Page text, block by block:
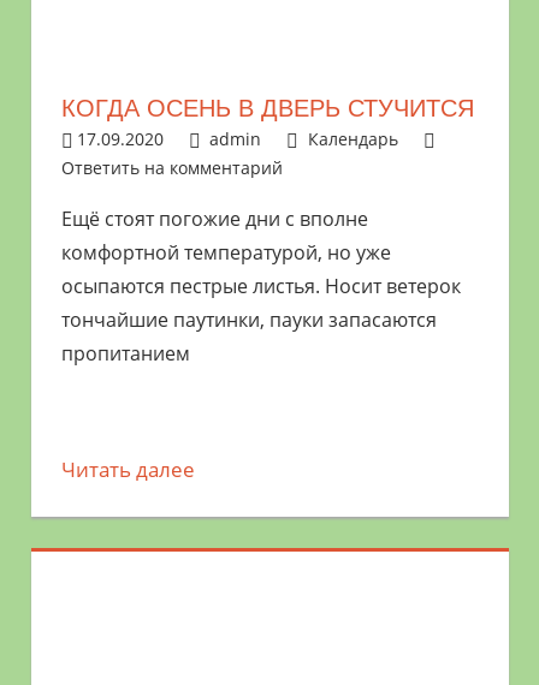
Поможем
обустройстве
дачного
богатого
урожая.
КОГДА ОСЕНЬ В ДВЕРЬ СТУЧИТСЯ
17.09.2020 admin
Календарь
Ответить на комментарий
Ещё стоят погожие дни с вполне
комфортной температурой, но уже
осыпаются пестрые листья. Носит ветерок
тончайшие паутинки, пауки запасаются
пропитанием
Читать далее